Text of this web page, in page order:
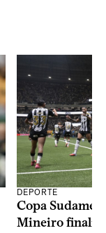
DEPORTE
Copa
Mineiro